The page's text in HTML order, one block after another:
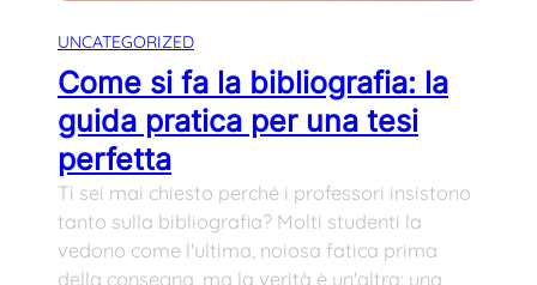
UNCATEGORIZED
Come si fa la bibliografia: la
guida pratica per una tesi
perfetta
Ti sei mai chiesto perché i professori insistono
tanto sulla bibliografia? Molti studenti la
vedono come l'ultima, noiosa fatica prima
della consegna, ma la verità è un'altra: una